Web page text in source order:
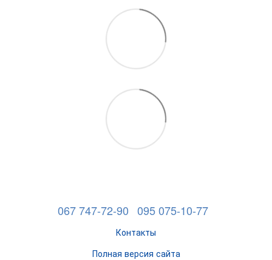
067 747-72-90 095 075-10-77
Контакты
Полная версия сайта